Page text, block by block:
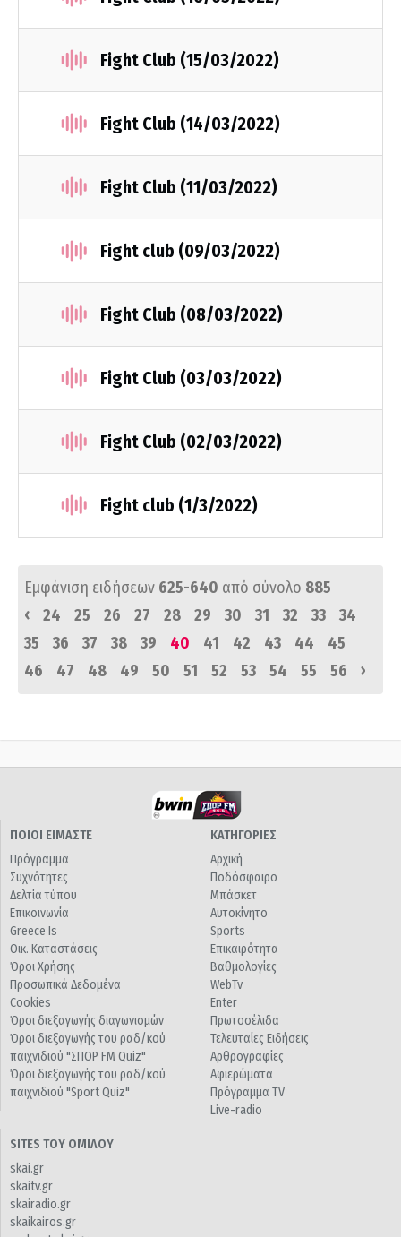
Fight Club (15/03/2022)
Fight Club (14/03/2022)
Fight Club (11/03/2022)
Fight club (09/03/2022)
Fight Club (08/03/2022)
Fight Club (03/03/2022)
Fight Club (02/03/2022)
Fight club (1/3/2022)
Εμφάνιση ειδήσεων 625-640 από σύνολο 885
‹
24 25 26 27 28 29 30 31 32 33
34
35
36 37 38 39 40 41 42 43 44
45
46
47 48 49 50 51 52 53 54 55 56 ›
ΠΟΙΟΙ ΕΙΜΑΣΤΕ
Πρόγραμμα
Συχνότητες
Δελτία τύπου
Επικοινωνία
Greece Is
Οικ. Καταστάσεις
Όροι Χρήσης
Προσωπικά Δεδομένα
Cookies
Όροι διεξαγωγής διαγωνισμών
Όροι διεξαγωγής του ραδ/κού
παιχνιδιού "ΣΠΟΡ FM Quiz"
Όροι διεξαγωγής του ραδ/κού
παιχνιδιού "Sport Quiz"
ΚΑΤΗΓΟΡΙΕΣ
Αρχική
Ποδόσφαιρο
Μπάσκετ
Αυτοκίνητο
Sports
Επικαιρότητα
Βαθμολογίες
WebTv
Enter
Πρωτοσέλιδα
Τελευταίες Ειδήσεις
Αρθρογραφίες
Αφιερώματα
Πρόγραμμα TV
Live-radio
SITES ΤΟΥ ΟΜΙΛΟΥ
skai.gr
skaitv.gr
skairadio.gr
skaikairos.gr